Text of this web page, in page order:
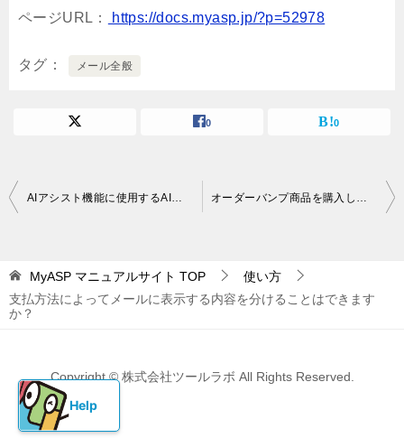
ページURL： https://docs.myasp.jp/?p=52978
タグ メール全般
0 0
投
ビ
ゲ
ョ
ン
AIアシスト機能に使用するAIチケットの購入方法を教えてください オーダーバンプ商品を購入したユーザーにのみ異なるステップメールを配信することはできますか？
MyASP マニュアルサイト TOP
使い方
支払方法によってメールに表示する内容を分けることはできます
か？
Copyright © 株式会社ツールラボ All Rights Reserved.